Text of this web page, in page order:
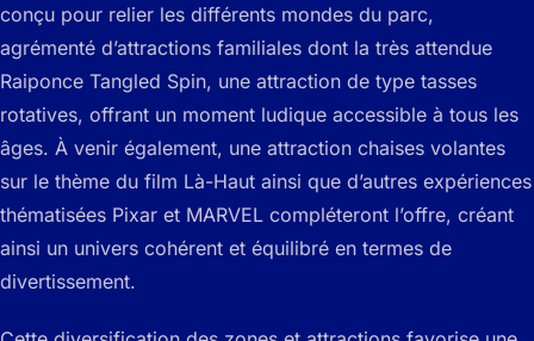
conçu pour relier les différents mondes du parc,
agrémenté d’attractions familiales dont la très attendue
Raiponce Tangled Spin, une attraction de type tasses
rotatives, offrant un moment ludique accessible à tous les
âges. À venir également, une attraction chaises volantes
sur le thème du film Là-Haut ainsi que d’autres expériences
thématisées Pixar et MARVEL compléteront l’offre, créant
ainsi un univers cohérent et équilibré en termes de
divertissement.